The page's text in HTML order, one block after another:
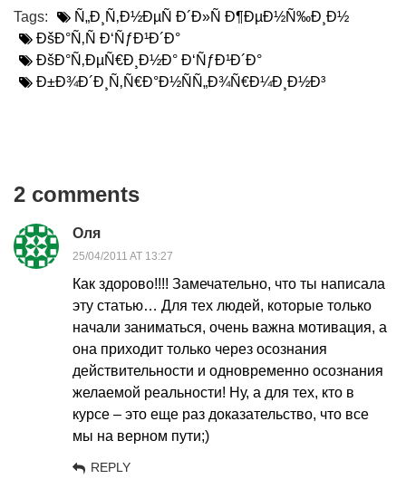
Tags:
Ñ„Ð¸Ñ‚Ð½ÐµÑ Ð´Ð»Ñ Ð¶ÐµÐ½Ñ‰Ð¸Ð½
ÐšÐ°Ñ‚Ñ Ð‘ÑƒÐ¹Ð´Ð°
ÐšÐ°Ñ‚ÐµÑ€Ð¸Ð½Ð° Ð‘ÑƒÐ¹Ð´Ð°
Ð±Ð¾Ð´Ð¸Ñ‚Ñ€Ð°Ð½ÑÑ„Ð¾Ñ€Ð¼Ð¸Ð½Ð³
2 comments
Оля
25/04/2011 AT 13:27
Как здорово!!!! Замечательно, что ты написала
эту статью… Для тех людей, которые только
начали заниматься, очень важна мотивация, а
она приходит только через осознания
действительности и одновременно осознания
желаемой реальности! Ну, а для тех, кто в
курсе – это еще раз доказательство, что все
мы на верном пути;)
REPLY